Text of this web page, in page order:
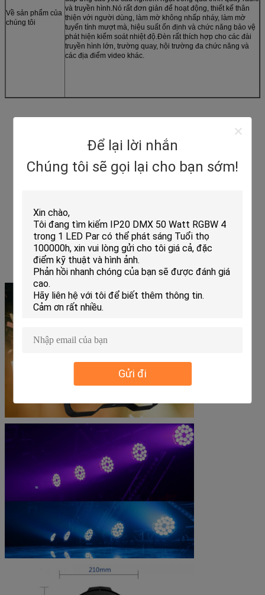
Để lại lời nhắn
Chúng tôi sẽ gọi lại cho bạn sớm!
Gửi đi
Về sản phẩm của
chúng tôi
và truyền hình.Nó rất đơn giản để hoạt động, thiết kế thân
thiện với người dùng, làm mờ không nhấp nháy, làm mờ
tuyến tính mượt mà, hiệu suất ổn định và chức năng bảo vệ
phát hiện kiểm soát nhiệt độ.Đèn rất thích hợp cho các đài
truyền hình lớn, trường quay, hội trường đa chức năng và
các địa điểm video khác.